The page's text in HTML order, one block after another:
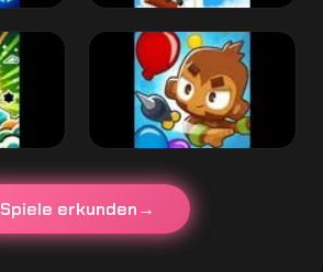
Spiele erkunden